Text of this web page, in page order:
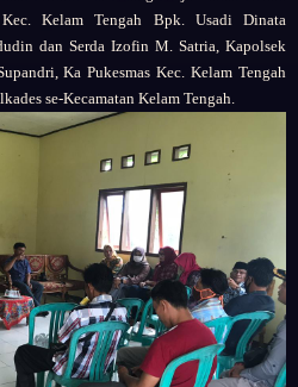
Kelam Tengah Bpk. Usadi Dinata
dan Serda Izofin M. Satria, Kapolsek
Ka Pukesmas Kec. Kelam Tengah
se-Kecamatan Kelam Tengah.